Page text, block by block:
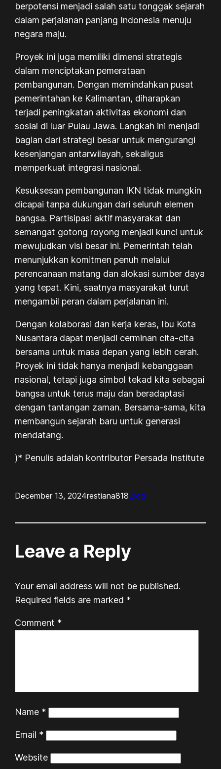
berpotensi menjadi salah satu tonggak sejarah
dalam perjalanan panjang Indonesia menuju
negara maju.
Proyek ini juga memiliki dimensi strategis
dalam menciptakan pemerataan
pembangunan. Dengan memindahkan pusat
pemerintahan ke Kalimantan, diharapkan
terjadi peningkatan aktivitas ekonomi dan
sosial di luar Pulau Jawa. Langkah ini menjadi
bagian dari strategi besar untuk mengurangi
kesenjangan antarwilayah, sekaligus
memperkuat integrasi nasional.
Kesuksesan pembangunan IKN tidak mungkin
dicapai tanpa dukungan dari seluruh elemen
bangsa. Partisipasi aktif masyarakat dan
semangat gotong royong menjadi kunci untuk
mewujudkan visi besar ini. Pemerintah telah
menunjukkan komitmen penuh melalui
perencanaan matang dan alokasi sumber daya
yang tepat. Kini, saatnya masyarakat turut
mengambil peran dalam perjalanan ini.
Dengan kolaborasi dan kerja keras, Ibu Kota
Nusantara dapat menjadi cerminan cita-cita
bersama untuk masa depan yang lebih cerah.
Proyek ini tidak hanya menjadi kebanggaan
nasional, tetapi juga simbol tekad kita sebagai
bangsa untuk terus maju dan beradaptasi
dengan tantangan zaman. Bersama-sama, kita
membangun sejarah baru untuk generasi
mendatang.
)* Penulis adalah kontributor Persada Institute
December 13, 2024restiana818Blog
Leave a Reply
Your email address will not be published.
Required fields are marked *
Comment *
Name *
Email *
Website